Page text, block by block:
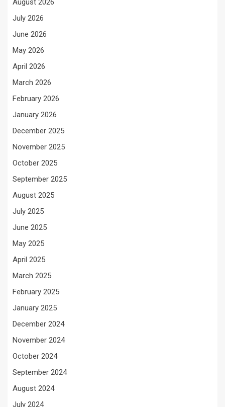
August 2026
July 2026
June 2026
May 2026
April 2026
March 2026
February 2026
January 2026
December 2025
November 2025
October 2025
September 2025
August 2025
July 2025
June 2025
May 2025
April 2025
March 2025
February 2025
January 2025
December 2024
November 2024
October 2024
September 2024
August 2024
July 2024